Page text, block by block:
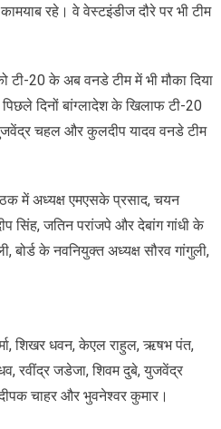
रहे। वे वेस्टइंडीज दौरे पर भी टीम
20 के अब वनडे टीम में भी मौका दिया
दिनों बांग्लादेश के खिलाफ टी-20
चहल और कुलदीप यादव वनडे टीम
में अध्यक्ष एमएसके प्रसाद, चयन
सिंह, जतिन परांजपे और देबांग गांधी के
बोर्ड के नवनियुक्त अध्यक्ष सौरव गांगुली,
शिखर धवन, केएल राहुल, ऋषभ पंत,
रवींद्र जडेजा, शिवम दुबे, युजवेंद्र
चाहर और भुवनेश्वर कुमार।